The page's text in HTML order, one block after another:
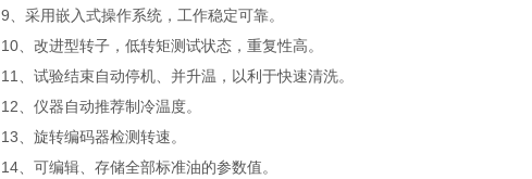
9、采用嵌入式操作系统，工作稳定可靠。
10、改进型转子，低转矩测试状态，重复性高。
11、试验结束自动停机、并升温，以利于快速清洗。
12、仪器自动推荐制冷温度。
13、旋转编码器检测转速。
14、可编辑、存储全部标准油的参数值。